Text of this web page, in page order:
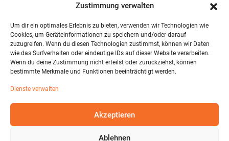
Zustimmung verwalten
Um dir ein optimales Erlebnis zu bieten, verwenden wir Technologien wie
Cookies, um Geräteinformationen zu speichern und/oder darauf
zuzugreifen. Wenn du diesen Technologien zustimmst, können wir Daten
wie das Surfverhalten oder eindeutige IDs auf dieser Website verarbeiten.
Wenn du deine Zustimmung nicht erteilst oder zurückziehst, können
bestimmte Merkmale und Funktionen beeinträchtigt werden.
Dienste verwalten
Akzeptieren
Ablehnen
Downloads
Wandelemente
Über uns
Impressum
AGB Mietmöbel
Datenschutzerklärung
© 2026 T-EXO GmbH Mietmöbel - Alle Rechte vorbehalten.